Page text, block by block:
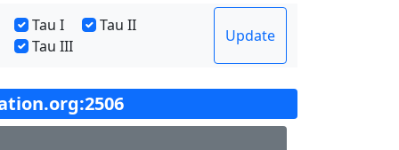
Tau I
Tau II
Tau III
Update